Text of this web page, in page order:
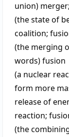
union) merger;
(the state of
coalition;
(the merging
words)fusion
(a nuclear
form more
release of
reaction;
(the